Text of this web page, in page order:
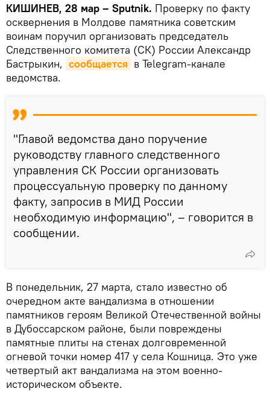
КИШИНЕВ, 28 мар – Sputnik. Проверку по факту
осквернения в Молдове памятника советским
воинам поручил организовать председатель
Следственного комитета (СК) России Александр
Бастрыкин, сообщается в Telegram-канале
ведомства.
"Главой ведомства дано поручение
руководству главного следственного
управления СК России организовать
процессуальную проверку по данному
факту, запросив в МИД России
необходимую информацию", – говорится в
сообщении.
В понедельник, 27 марта, стало известно об
очередном акте вандализма в отношении
памятников героям Великой Отечественной войны
в Дубоссарском районе, были повреждены
памятные плиты на стенах долговременной
огневой точки номер 417 у села Кошница. Это уже
четвертый акт вандализма на этом военно-
историческом объекте.